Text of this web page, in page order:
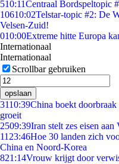
510:11Centraal Bordspeltopic
10610:02Telstar-topic #2: De
Velsen-Zuid!
010:00Extreme hitte Europa
Internationaal
Internationaal
Scrollbar gebruiken
opslaan
3110:39China boekt
groeit
2509:39Iran stelt zes eisen
11 23:46Hoe 30 landen zich
China en Noord-Korea
821:14Vrouw krijgt door